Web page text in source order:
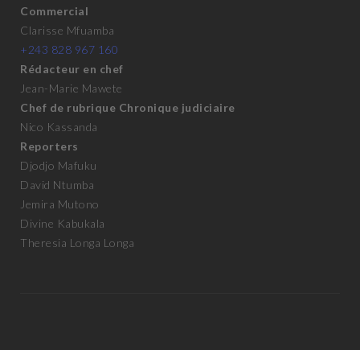
Commercial
Clarisse Mfuamba
+243 828 967 160
Rédacteur en chef
Jean-Marie Mawete
Chef de rubrique Chronique judiciaire
Nico Kassanda
Reporters
Djodjo Mafuku
David Ntumba
Jemira Mutono
Divine Kabukala
Theresia Longa Longa